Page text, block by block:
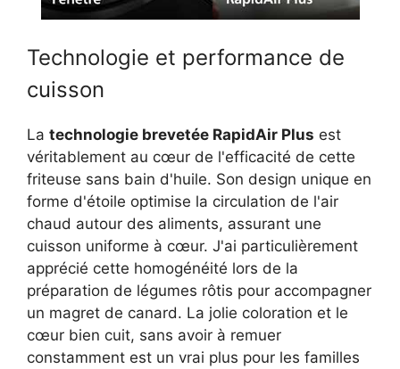
Technologie et performance de
cuisson
La technologie brevetée RapidAir Plus est
véritablement au cœur de l'efficacité de cette
friteuse sans bain d'huile. Son design unique en
forme d'étoile optimise la circulation de l'air
chaud autour des aliments, assurant une
cuisson uniforme à cœur. J'ai particulièrement
apprécié cette homogénéité lors de la
préparation de légumes rôtis pour accompagner
un magret de canard. La jolie coloration et le
cœur bien cuit, sans avoir à remuer
constamment est un vrai plus pour les familles